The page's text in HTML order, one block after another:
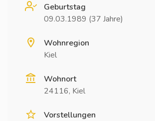
Geburtstag
09.03.1989 (37 Jahre)
Wohnregion
Kiel
Wohnort
24116, Kiel
Vorstellungen